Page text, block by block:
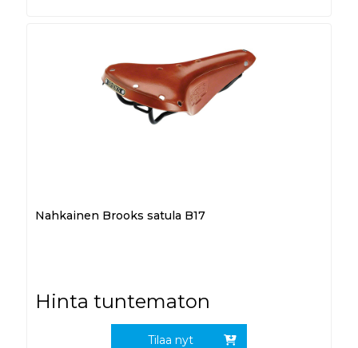
Nahkainen Brooks satula B17
Hinta tuntematon
Tilaa nyt